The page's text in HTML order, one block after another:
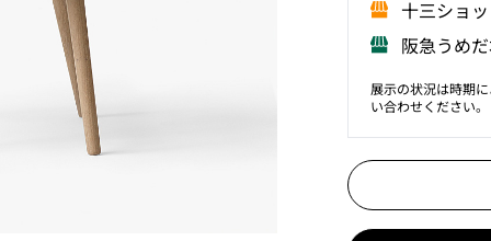
⼗三ショ
阪急うめ
展示の状況は時期
い合わせください。